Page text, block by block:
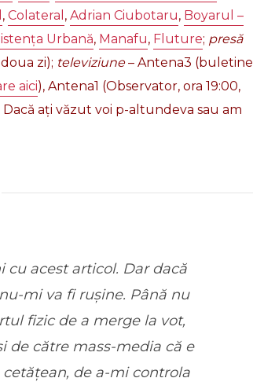
, Colateral , Adrian Ciubotaru, Boyarul –
Urbană, Manafu, Fluture; presă
zi); televiziune– Antena3 (buletine
aici), Antena1 (Observator, ora 19:00,
ați văzut voi p-altundeva sau am
acest articol. Dar dacă
mi va fi rușine. Până nu
fizic de a merge la vot,
de către mass-media că e
de a-mi controla